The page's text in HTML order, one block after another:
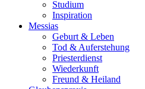
Studium
Inspiration
Messias
Geburt & Leben
Tod & Auferstehung
Priesterdienst
Wiederkunft
Freund & Heiland